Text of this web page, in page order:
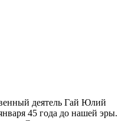
деятель Гай Юлий
45 года до нашей эры.